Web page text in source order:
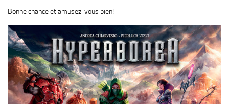
Bonne chance et amusez-vous bien!